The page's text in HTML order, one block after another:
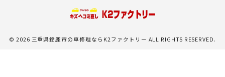
© 2026 三重県鈴鹿市の車修理ならK2ファクトリー ALL RIGHTS RESERVED.